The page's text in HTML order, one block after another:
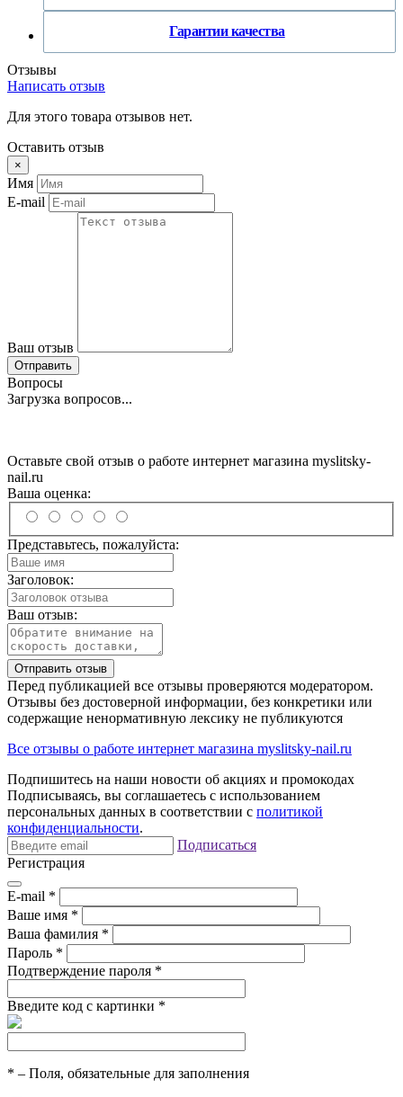
Гарантии качества
Отзывы
Написать отзыв
Для этого товара отзывов нет.
Оставить отзыв
×
Имя
E-mail
Ваш отзыв
Отправить
Вопросы
Загрузка вопросов...
Оставьте свой отзыв о работе интернет магазина myslitsky-
nail.ru
Ваша оценка:
Представьтесь, пожалуйста:
Заголовок:
Ваш отзыв:
Отправить отзыв
Перед публикацией все отзывы проверяются модератором.
Отзывы без достоверной информации, без конкретики или
содержащие ненормативную лексику не публикуются
Все отзывы о работе интернет магазина myslitsky-nail.ru
Подпишитесь на наши новости об акциях и промокодах
Подписываясь, вы соглашаетесь с использованием
персональных данных в соответствии с политикой
конфиденциальности.
Подписаться
Регистрация
E-mail *
Ваше имя *
Ваша фамилия *
Пароль *
Подтверждение пароля *
Введите код с картинки *
* – Поля, обязательные для заполнения